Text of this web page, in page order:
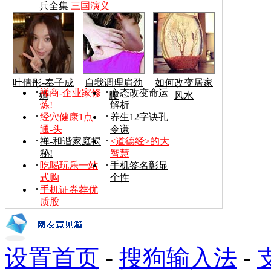
兵全集 三国演义
叶倩彤-奉子成
婚
自我调理肩劲
腰
如何改变居家
风水
禅商-企业家修
炼!
心态改变命运
解析
经穴健康1点
通-头
养生12字诀孔
令谦
禅-和谐家庭揭
秘!
<道德经>的大
智慧
吃喝玩乐一站
式购
手机签名彰显
个性
手机证券荐优
质股
设置首页 - 搜狗输入法 -